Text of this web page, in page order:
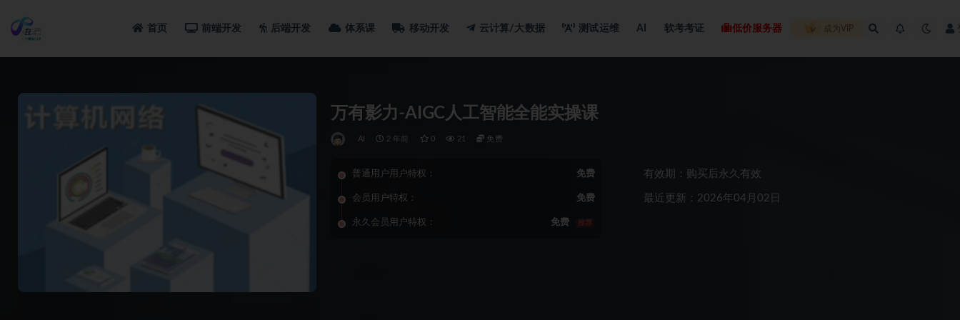
首页 前端开发 后端开发 体系课 移动开发 云计算/大数据 测试运维 AI 软考考证 低价服务器 成为VIP
万有影力-AIGC人工智能全能实操课
AI 2 年前 0 21 免费
普通用户用户特权： 免费
会员用户特权： 免费
永久会员用户特权： 免费 推荐
有效期：购买后永久有效
最近更新：2026年04月02日